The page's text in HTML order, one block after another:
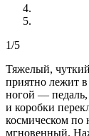
1/5
Тяжелый, чуткий
приятно лежит в
ногой — педаль,
и коробки
космическом
мгновенный.